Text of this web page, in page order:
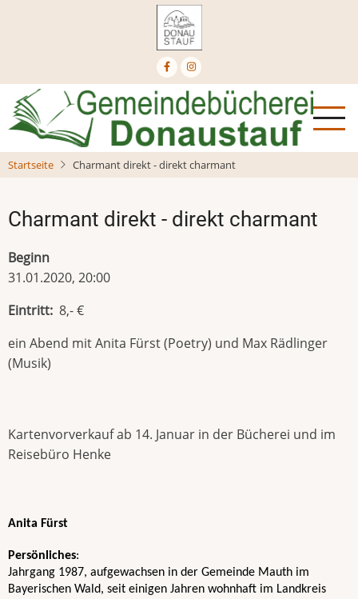
Startseite Charmant direkt - direkt charmant
Charmant direkt - direkt charmant
Beginn
31.01.2020, 20:00
Eintritt 8,- €
ein Abend mit Anita Fürst (Poetry) und Max Rädlinger
(Musik)
Kartenvorverkauf ab 14. Januar in der Bücherei und im
Reisebüro Henke
Anita Fürst
Persönliches:
Jahrgang 1987, aufgewachsen in der Gemeinde Mauth im
Bayerischen Wald, seit einigen Jahren wohnhaft im Landkreis